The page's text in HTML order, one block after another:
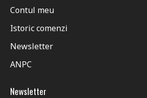
Contul meu
Istoric comenzi
Newsletter
ANPC
Newsletter